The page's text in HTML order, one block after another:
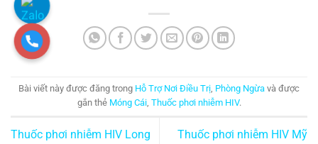
Bài viết này được đăng trong Hỗ Trợ Nơi Điều Trị, Phòng Ngừa và được
gắn thẻ Móng Cái, Thuốc phơi nhiễm HIV.
Thuốc phơi nhiễm HIV Long
Thuốc phơi nhiễm HIV Mỹ